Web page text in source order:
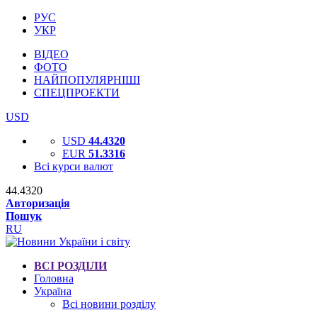
РУС
УКР
ВІДЕО
ФОТО
НАЙПОПУЛЯРНІШІ
СПЕЦПРОЕКТИ
USD
USD 44.4320
EUR 51.3316
Всі курси валют
44.4320
Авторизація
Пошук
RU
ВСІ РОЗДІЛИ
Головна
Україна
Всі новини розділу